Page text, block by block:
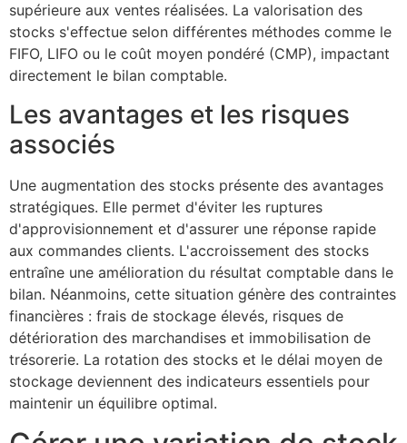
supérieure aux ventes réalisées. La valorisation des
stocks s'effectue selon différentes méthodes comme le
FIFO, LIFO ou le coût moyen pondéré (CMP), impactant
directement le bilan comptable.
Les avantages et les risques
associés
Une augmentation des stocks présente des avantages
stratégiques. Elle permet d'éviter les ruptures
d'approvisionnement et d'assurer une réponse rapide
aux commandes clients. L'accroissement des stocks
entraîne une amélioration du résultat comptable dans le
bilan. Néanmoins, cette situation génère des contraintes
financières : frais de stockage élevés, risques de
détérioration des marchandises et immobilisation de
trésorerie. La rotation des stocks et le délai moyen de
stockage deviennent des indicateurs essentiels pour
maintenir un équilibre optimal.